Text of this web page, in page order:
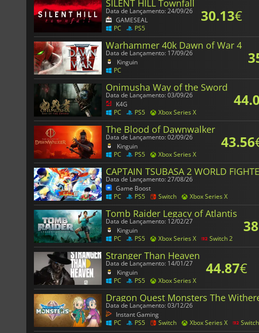
SILENT HILL Townfall
Data de Lançamento: 24/09/26
GAMESEAL
PC
PS5
30.13€
Warhammer 40k Dawn of War 4
Data de Lançamento: 17/09/26
Kinguin
PC
Onimusha Way of the Sword
Data de Lançamento: 03/09/26
K4G
PC
PS5 Xbox Series X
The Blood of Dawnwalker
Data de Lançamento: 02/09/26
Kinguin
PC
PS5 Xbox Series X
43.56
CAPTAIN TSUBASA 2 WORLD
Data de Lançamento: 27/08/26
Game Boost
PC
PS5 Switch Xbox Series X
Tomb Raider Legacy of Atlantis
Data de Lançamento: 12/02/27
Kinguin
PC
PS5 Xbox Series X Switch 2
Stranger Than Heaven
Data de Lançamento: 14/01/27
Kinguin
PC
PS5 Xbox Series X
44.87€
Dragon Quest Monsters The
Data de Lançamento: 03/12/26
Instant Gaming
PC
PS5 Switch Xbox Series X